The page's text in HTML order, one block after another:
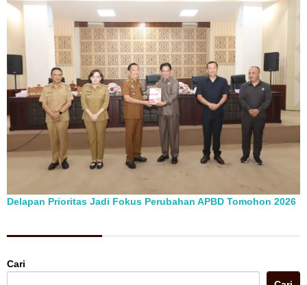
Delapan Prioritas Jadi Fokus Perubahan APBD Tomohon 2026
Cari